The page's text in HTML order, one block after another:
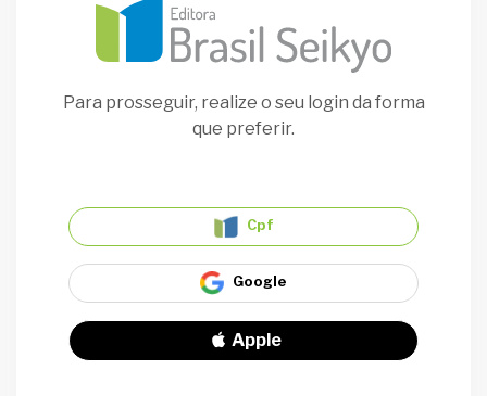
Para prosseguir, realize o seu login da forma
que preferir.
Cpf
Google
Apple